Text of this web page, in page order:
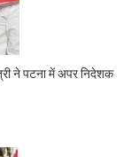
ने पटना में अपर निदेशक